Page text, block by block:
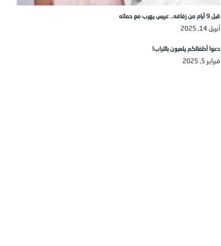
قبل 9 أيام من زفافه.. عريس يهرب مع حماته
أبريل 14, 2025
دعوا أطفالكم يلعبون بالتراب!
فبراير 5, 2025